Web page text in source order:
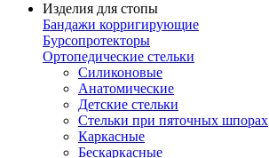
Изделия для стопы
Бандажи корригирующие
Бурсопротекторы
Ортопедические стельки
Силиконовые
Анатомические
Детские стельки
Стельки при пяточных шпорах
Каркасные
Бескаркасные